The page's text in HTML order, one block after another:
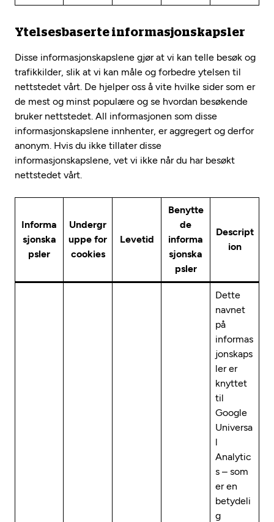
Ytelsesbaserte informasjonskapsler
Disse informasjonskapslene gjør at vi kan telle besøk og
trafikkilder, slik at vi kan måle og forbedre ytelsen til
nettstedet vårt. De hjelper oss å vite hvilke sider som er
de mest og minst populære og se hvordan besøkende
bruker nettstedet. All informasjonen som disse
informasjonskapslene innhenter, er aggregert og derfor
anonym. Hvis du ikke tillater disse
informasjonskapslene, vet vi ikke når du har besøkt
nettstedet vårt.
Informa
sjonska
psler
Undergr
uppe for
cookies
Levetid
Benytte
de
informa
sjonska
psler
Descript
ion
Dette
navnet
på
informas
jonskaps
ler er
knyttet
til
Google
Universa
l
Analytic
s – som
er en
betydeli
g